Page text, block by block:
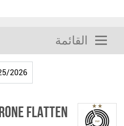
القائمة
Flatten